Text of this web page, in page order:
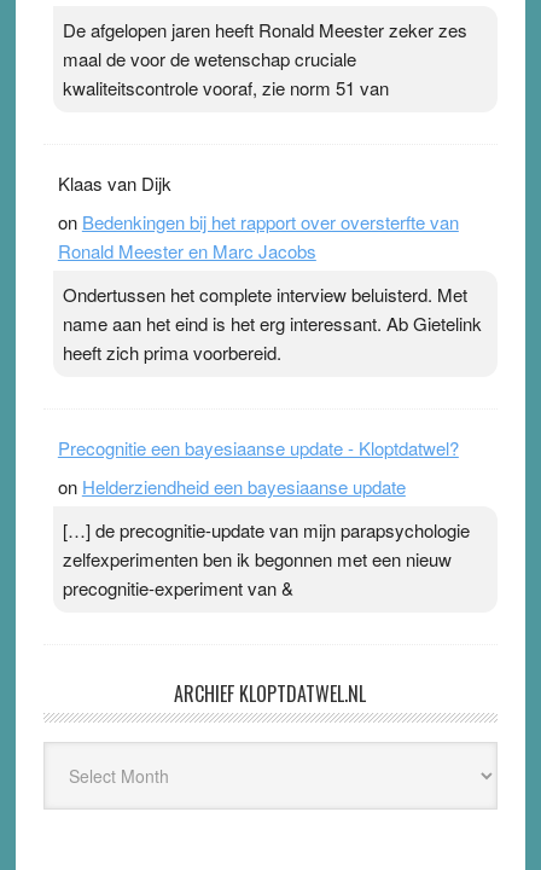
De afgelopen jaren heeft Ronald Meester zeker zes
maal de voor de wetenschap cruciale
kwaliteitscontrole vooraf, zie norm 51 van
Klaas van Dijk
on Bedenkingen bij het rapport over oversterfte van
Ronald Meester en Marc Jacobs
Ondertussen het complete interview beluisterd. Met
name aan het eind is het erg interessant. Ab Gietelink
heeft zich prima voorbereid.
Precognitie een bayesiaanse update - Kloptdatwel?
on Helderziendheid een bayesiaanse update
[…] de precognitie-update van mijn parapsychologie
zelfexperimenten ben ik begonnen met een nieuw
precognitie-experiment van &
ARCHIEF KLOPTDATWEL.NL
Kloptdatwel.nl